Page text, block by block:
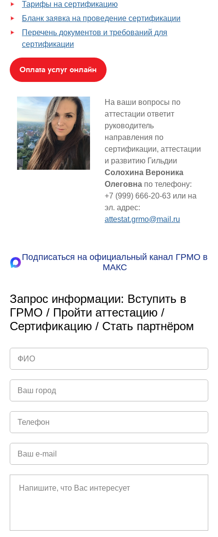
Тарифы на сертификацию
Бланк заявка на проведение сертификации
Перечень документов и требований для
сертификации
Оплата услуг онлайн
На ваши вопросы по
аттестации ответит
руководитель
направления по
сертификации, аттестации
и развитию Гильдии
Солохина Вероника
Олеговна по телефону:
+7 (999) 666-20-63 или на
эл. адрес:
attestat.grmo@mail.ru
Подписаться на официальный канал ГРМО в
МАКС
Запрос информации: Вступить в
ГРМО / Пройти аттестацию /
Сертификацию / Стать партнёром